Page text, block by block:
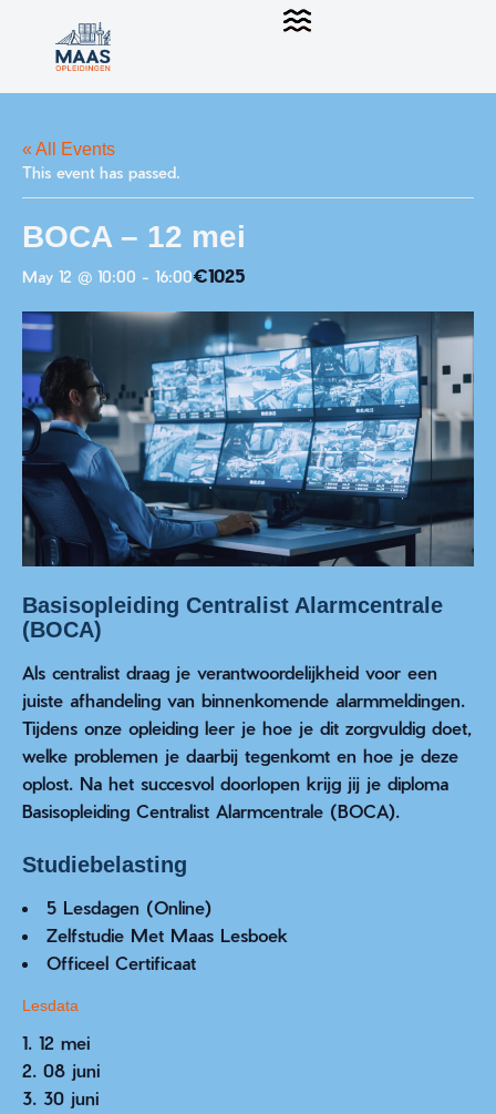
« All Events
This event has passed.
BOCA – 12 mei
May 12 @ 10:00 - 16:00€1025
Basisopleiding Centralist Alarmcentrale
(BOCA)
Als centralist draag je verantwoordelijkheid voor een
juiste afhandeling van binnenkomende alarmmeldingen.
Tijdens onze opleiding leer je hoe je dit zorgvuldig doet,
welke problemen je daarbij tegenkomt en hoe je deze
oplost. Na het succesvol doorlopen krijg jij je diploma
Basisopleiding Centralist Alarmcentrale (BOCA).
Studiebelasting
5 Lesdagen (Online)
Zelfstudie Met Maas Lesboek
Officeel Certificaat
Lesdata
12 mei
08 juni
30 juni